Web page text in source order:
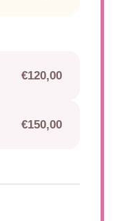
€120,00
€150,00